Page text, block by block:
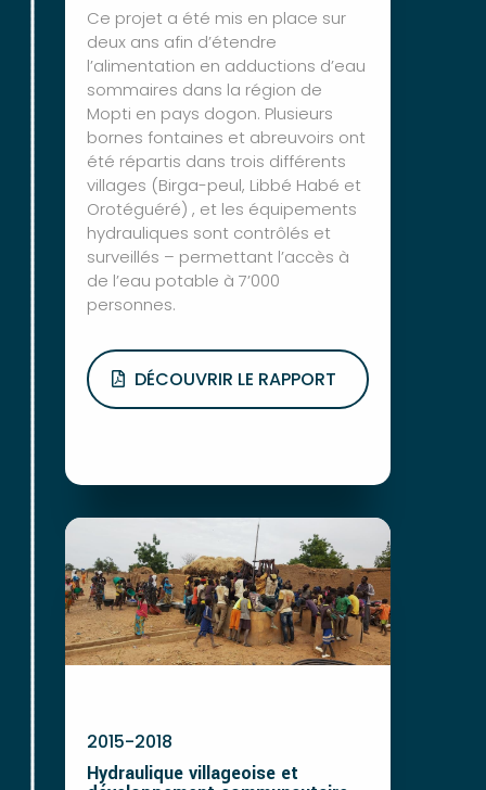
Ce projet a été mis en place sur
deux ans afin d’étendre
l’alimentation en adductions d’eau
sommaires dans la région de
Mopti en pays dogon. Plusieurs
bornes fontaines et abreuvoirs ont
été répartis dans trois différents
villages (Birga-peul, Libbé Habé et
Orotéguéré) , et les équipements
hydrauliques sont contrôlés et
surveillés – permettant l’accès à
de l’eau potable à 7’000
personnes.
DÉCOUVRIR LE RAPPORT
2015-2018
Hydraulique villageoise et